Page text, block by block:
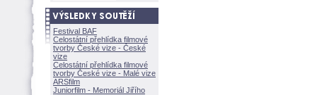
Festival BAF
Celostátní přehlídka filmové
tvorby České vize - České
vize
Celostátní přehlídka filmové
tvorby České vize - Malé vize
ARSfilm
Juniorfilm - Memoriál Jiřího